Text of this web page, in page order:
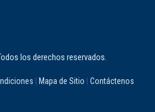
los derechos reservados.
Mapa de Sitio Contáctenos